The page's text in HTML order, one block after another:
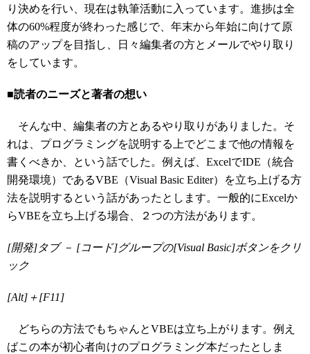
り決めを行い、現在は執筆活動に入っています。進捗は全
体の60%程度が終わった感じで、年末から年始に向けて原
稿のアップを目指し、日々編集者の方とメールでやり取り
をしています。
■読者のニーズと著者の想い
そんな中、編集者の方とあるやり取りがありました。そ
れは、プログラミングを説明する上でどこまで他の情報を
書くべきか、という話でした。例えば、ExcelでIDE（統合
開発環境）であるVBE（Visual Basic Editer）を立ち上げる方
法を説明するという話があったとします。一般的にExcelか
らVBEを立ち上げる場合、２つの方法があります。
[開発]タブ － [コード]グループの[Visual Basic]ボタンをクリ
ック
[Alt]＋[F11]
どちらの方法でもちゃんとVBEは立ち上がります。例え
ばこの本が初心者向けのプログラミング本だったとしま